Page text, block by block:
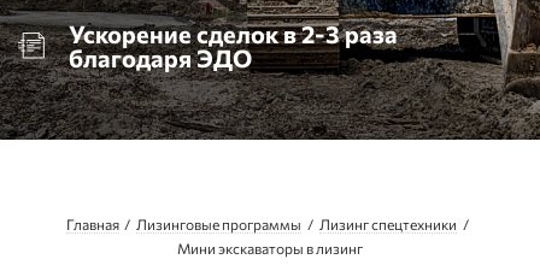
Ускорение сделок в 2-3 раза
благодаря ЭДО
Главная Лизинговые программы
Лизинг спецтехники
Мини экскаваторы в лизинг